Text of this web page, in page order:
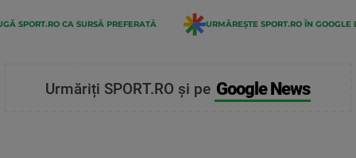
SPORT.RO CA SURSĂ PREFERATĂ URMĂREȘTE SPORT.RO ÎN GOOGLE
Urmăriți SPORT.RO și pe Google News